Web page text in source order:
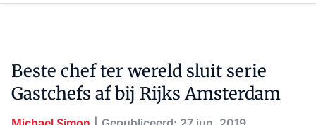
Beste chef ter wereld sluit serie
Gastchefs af bij Rijks Amsterdam